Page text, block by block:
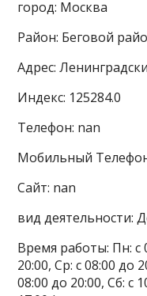
город: Москва
Район: Беговой
Адрес:
Индекс: 125284.0
Телефон: nan
Мобильный
Сайт: nan
вид деятельности:
Время работы: Пн: с
20:00, Ср: с 08:00 до
08:00 до 20:00, Сб: с